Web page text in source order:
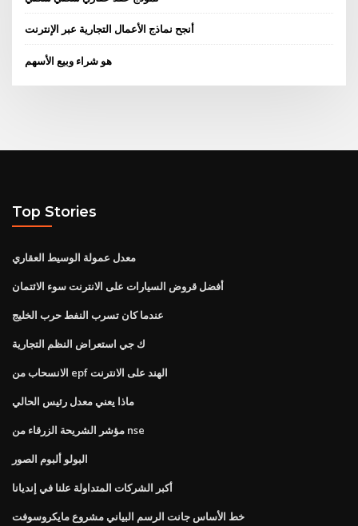
أنجح نماذج الأعمال التجارية عبر الإنترنت
هو شراء وبيع الأسهم
Top Stories
معدل عمولة الوسيط العقاري
أفضل قروض السيارات على الانترنت سوء الائتمان
عندما كان تسرب النفط حرب الخليج
ك جي استعراض النظم التجارية
الانسحاب من epf الهند على الانترنت
ماذا يعني معدل رئيس الحالي
مؤشر الشريحة الزرقاء من nse
البولو ألبوم الصور
أكبر الشركات المتداولة علنا ​​في إنديانا
خط الأساس جانت الرسم البياني مشروع مايكروسوفت